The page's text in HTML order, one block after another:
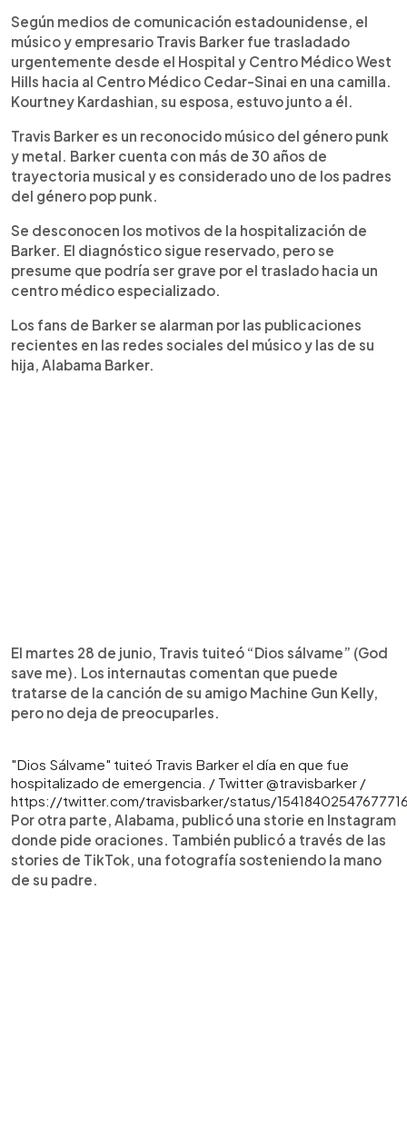
Escuchar artículo
Según medios de comunicación estadounidense, el
músico y empresario Travis Barker fue trasladado
urgentemente desde el Hospital y Centro Médico West
Hills hacia al Centro Médico Cedar-Sinai en una camilla.
Kourtney Kardashian, su esposa, estuvo junto a él.
Travis Barker es un reconocido músico del género punk
y metal. Barker cuenta con más de 30 años de
trayectoria musical y es considerado uno de los padres
del género pop punk.
Se desconocen los motivos de la hospitalización de
Barker. El diagnóstico sigue reservado, pero se
presume que podría ser grave por el traslado hacia un
centro médico especializado.
Los fans de Barker se alarman por las publicaciones
recientes en las redes sociales del músico y las de su
hija, Alabama Barker.
El martes 28 de junio, Travis tuiteó “Dios sálvame” (God
save me). Los internautas comentan que puede
tratarse de la canción de su amigo Machine Gun Kelly,
pero no deja de preocuparles.
"Dios Sálvame" tuiteó Travis Barker el día en que fue
hospitalizado de emergencia. / Twitter @travisbarker /
https://twitter.com/travisbarker/status/
Por otra parte, Alabama, publicó una storie en Instagram
donde pide oraciones. También publicó a través de las
stories de TikTok, una fotografía sosteniendo la mano
de su padre.